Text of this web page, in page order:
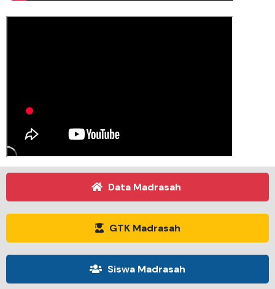
Data Madrasah
GTK Madrasah
Siswa Madrasah